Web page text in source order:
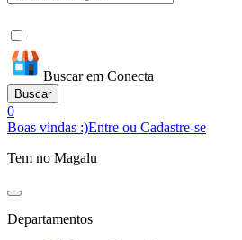
Buscar em Conecta
Buscar
0
Boas vindas :)Entre ou Cadastre-se
Tem no Magalu
Departamentos